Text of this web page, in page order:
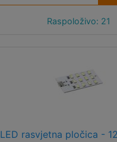
Raspoloživo: 21
LED rasvjetna pločica -